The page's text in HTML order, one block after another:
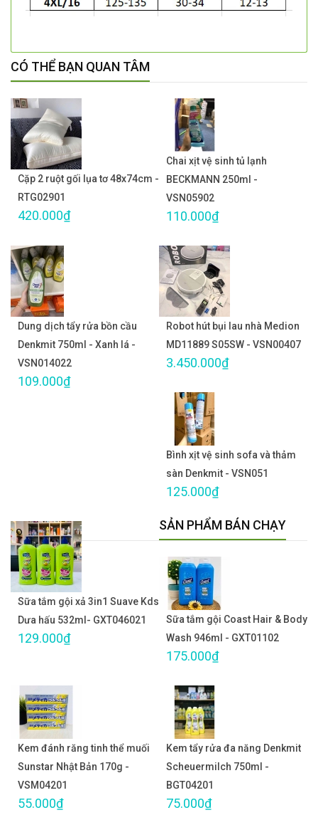
CÓ THỂ BẠN QUAN TÂM
Cặp 2 ruột gối lụa tơ 48x74cm -
RTG02901
420.000₫
Chai xịt vệ sinh tủ lạnh
BECKMANN 250ml -
VSN05902
110.000₫
Dung dịch tẩy rửa bồn cầu
Denkmit 750ml - Xanh lá -
VSN014022
109.000₫
Robot hút bụi lau nhà Medion
MD11889 S05SW - VSN00407
3.450.000₫
Bình xịt vệ sinh sofa và thảm
sàn Denkmit - VSN051
125.000₫
Sữa tắm gội xả 3in1 Suave Kds
Dưa hấu 532ml- GXT046021
129.000₫
SẢN PHẨM BÁN CHẠY
Sữa tắm gội Coast Hair & Body
Wash 946ml - GXT01102
175.000₫
Kem đánh răng tinh thể muối
Sunstar Nhật Bản 170g -
VSM04201
55.000₫
Kem tẩy rửa đa năng Denkmit
Scheuermilch 750ml -
BGT04201
75.000₫